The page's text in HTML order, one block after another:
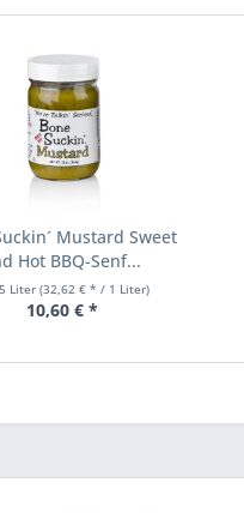
Mustard Sweet
Hot BBQ-Senf...
Liter(32,62 € * / 1 Liter)
10,60 € *